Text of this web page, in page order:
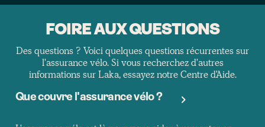
FOIRE AUX QUESTIONS
Des questions ? Voici quelques questions récurrentes sur
l'assurance vélo. Si vous recherchez d'autres
informations sur Laka, essayez notre Centre d'Aide.
Que couvre l'assurance vélo ?